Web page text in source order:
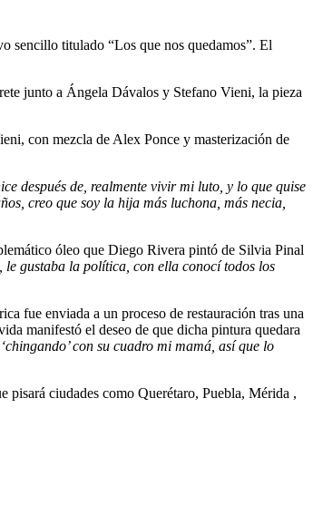
sencillo titulado “Los que nos quedamos”. El
junto a Ángela Dávalos y Stefano Vieni, la pieza
con mezcla de Alex Ponce y masterización de
después de, realmente vivir mi luto, y lo que quise
creo que soy la hija más luchona, más necia,
óleo que Diego Rivera pintó de Silvia Pinal
gustaba la política, con ella conocí todos los
fue enviada a un proceso de restauración tras una
manifestó el deseo de que dicha pintura quedara
con su cuadro mi mamá, así que lo
pisará ciudades como Querétaro, Puebla, Mérida ,